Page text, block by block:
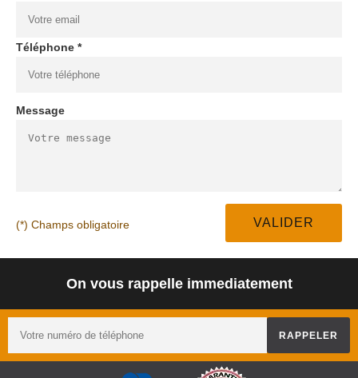
Téléphone *
Message
(*) Champs obligatoire
On vous rappelle immediatement